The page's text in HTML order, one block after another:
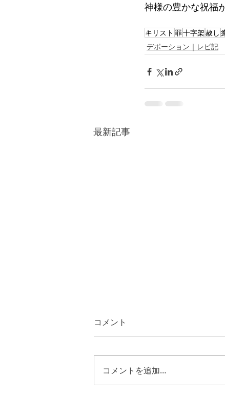
神様の豊かな祝福
キリスト 罪十字架赦し
デボーション｜レビ記
最新記事
コメント
コメントを追加…